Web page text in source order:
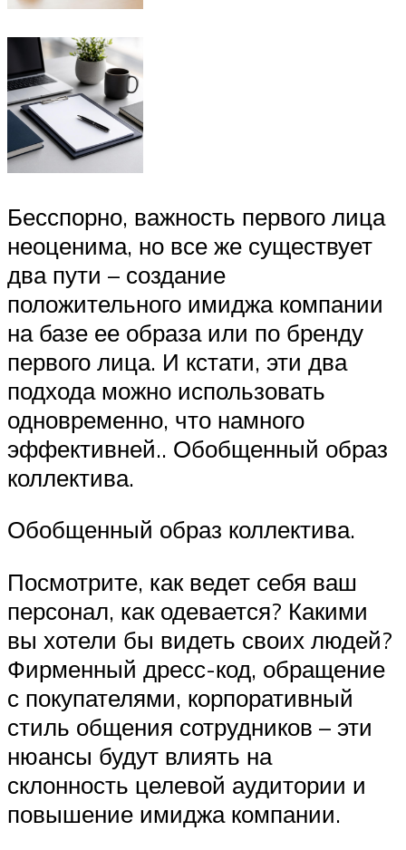
Бесспорно, важность первого лица
неоценима, но все же существует
два пути – создание
положительного имиджа компании
на базе ее образа или по бренду
первого лица. И кстати, эти два
подхода можно использовать
одновременно, что намного
эффективней.. Обобщенный образ
коллектива.
Обобщенный образ коллектива.
Посмотрите, как ведет себя ваш
персонал, как одевается? Какими
вы хотели бы видеть своих людей?
Фирменный дресс-код, обращение
с покупателями, корпоративный
стиль общения сотрудников – эти
нюансы будут влиять на
склонность целевой аудитории и
повышение имиджа компании.